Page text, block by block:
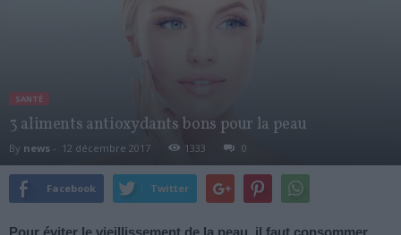
SANTÉ
3 aliments antioxydants bons pour la peau
By news - 12 décembre 2017 1333 0
Facebook Twitter